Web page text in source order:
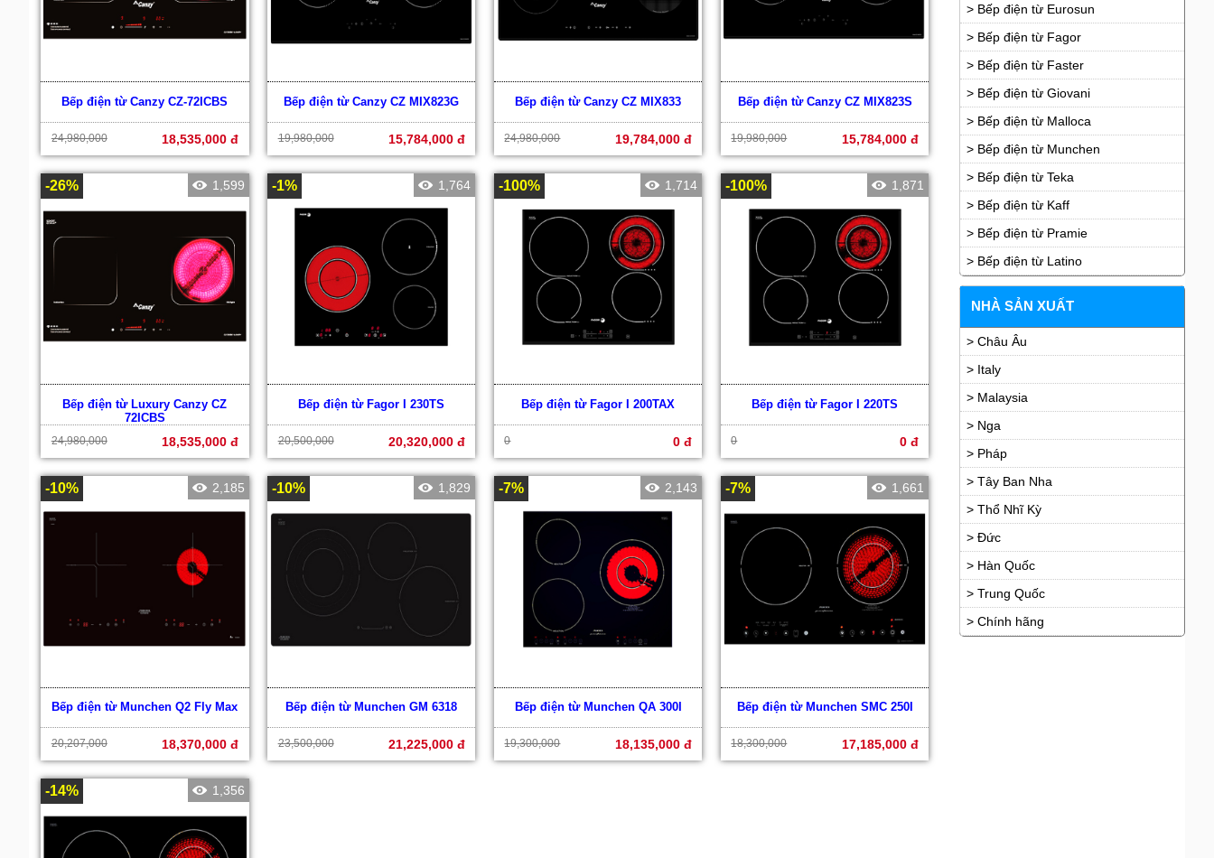
Bếp điện từ Canzy CZ-72ICBS
24,980,000 18,535,000 đ
Bếp điện từ Canzy CZ MIX823G
19,980,000 15,784,000 đ
Bếp điện từ Canzy CZ MIX833
24,980,000 19,784,000 đ
Bếp điện từ Canzy CZ MIX823S
19,980,000 15,784,000 đ
-26% 1,599
Bếp điện từ Luxury Canzy CZ
72ICBS
24,980,000 18,535,000 đ
-1% 1,764
Bếp điện từ Fagor I 230TS
20,500,000 20,320,000 đ
-100% 1,714
Bếp điện từ Fagor I 200TAX
0 0 đ
-100% 1,871
Bếp điện từ Fagor I 220TS
0 0 đ
-10% 2,185
Bếp điện từ Munchen Q2 Fly Max
20,207,000 18,370,000 đ
-10% 1,829
Bếp điện từ Munchen GM 6318
23,500,000 21,225,000 đ
-7% 2,143
Bếp điện từ Munchen QA 300I
19,300,000 18,135,000 đ
-7% 1,661
Bếp điện từ Munchen SMC 250I
18,300,000 17,185,000 đ
-14% 1,356
> Bếp điện từ Eurosun
> Bếp điện từ Fagor
> Bếp điện từ Faster
> Bếp điện từ Giovani
> Bếp điện từ Malloca
> Bếp điện từ Munchen
> Bếp điện từ Teka
> Bếp điện từ Kaff
> Bếp điện từ Pramie
> Bếp điện từ Latino
NHÀ SẢN XUẤT
> Châu Âu
> Italy
> Malaysia
> Nga
> Pháp
> Tây Ban Nha
> Thổ Nhĩ Kỳ
> Đức
> Hàn Quốc
> Trung Quốc
> Chính hãng